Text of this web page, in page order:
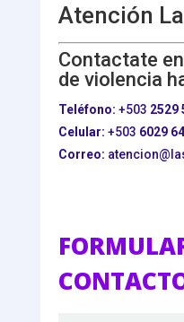
Atención
Contactate
de violencia
Teléfono: +503 2529
Celular: +503 6029
Correo: